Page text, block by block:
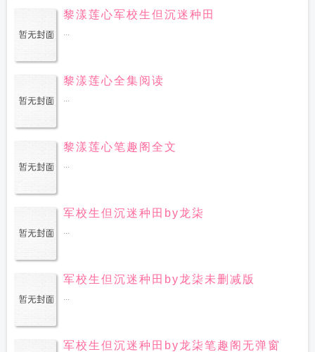
黎漾莲心军校生但沉迷种田
...
黎漾莲心全集阅读
...
黎漾莲心笔趣阁全文
...
军校生但沉迷种田by龙柒
...
军校生但沉迷种田by龙柒未删减版
...
军校生但沉迷种田by龙柒笔趣阁无弹窗